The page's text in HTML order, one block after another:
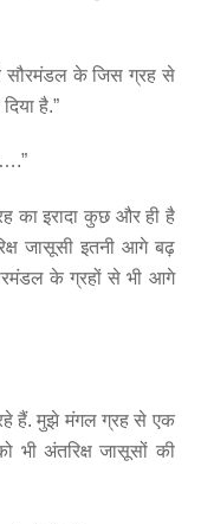
सौरमंडल के जिस ग्रह से
है.”
का इरादा कुछ और ही है
जासूसी इतनी आगे बढ़
के ग्रहों से भी आगे
हैं. मुझे मंगल ग्रह से एक
भी अंतरिक्ष जासूसों की